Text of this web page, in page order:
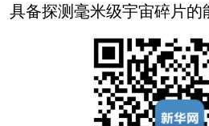
具备探测毫米级宇宙碎片的